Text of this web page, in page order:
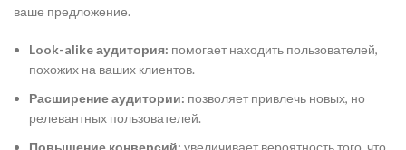
ваше предложение.
Look-alike аудитория: помогает находить пользователей,
похожих на ваших клиентов.
Расширение аудитории: позволяет привлечь новых, но
релевантных пользователей.
Повышение конверсий: увеличивает вероятность того, что